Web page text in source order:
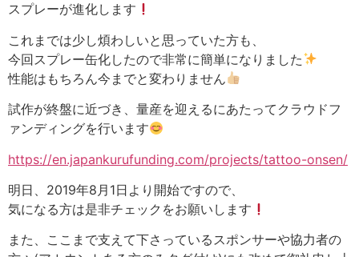
スプレーが進化します
これまでは少し煩わしいと思っていた方も、
今回スプレー缶化したので非常に簡単になりました
性能はもちろん今までと変わりません
試作が終盤に近づき、量産を迎えるにあたってクラウドフ
ァンディングを行います
https://en.japankurufunding.com/projects/tattoo-onsen/
明日、2019年8月1日より開始ですので、
気になる方は是非チェックをお願いします
また、ここまで支えて下さっているスポンサーや協力者の